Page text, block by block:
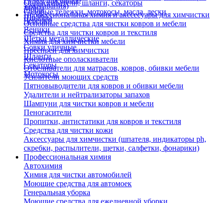
Мопы
Швабры
Опрыскиватели, шланги, секаторы
Садовые тележки, мотокосы, масла, лески
Черенки
Веники
Щетки металлические
Совки уличные
Шланги
Секаторы
Мотокосы
замачивания)
Профессиональная химия и акссесуары для химчистки
Основные средства для чистки ковров и мебели
Средства для чистки ковров и текстиля
Химия для химчистки мебели
Преспреи для химчистки
Кислотные ополаскиватели
Отбеливатели для матрасов, ковров, обивки мебели
Усилители моющих средств
Пятновыводители для ковров и обивки мебели
Удалители и нейтрализаторы запахов
Шампуни для чистки ковров и мебели
Пеногасители
Пропитки, антистатики для ковров и текстиля
Средства для чистки кожи
Аксессуары для химчистки (шпателя, индикаторы ph,
скребки, распылители, щетки, салфетки, фонарики)
Профессиональная химия
Автохимия
Химия для чистки автомобилей
Моющие средства для автомоек
Генеральная уборка
Моющие средства для ежедневной уборки